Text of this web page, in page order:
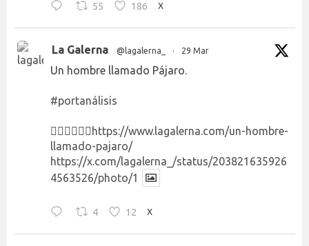
55 186 X
La Galerna @lagalerna_ · 29 Mar
Un hombre llamado Pájaro.
#portanálisis
👉🏻👉🏻👉🏻 https://www.lagalerna.com/un-hombre-
llamado-pajaro/
https://x.com/lagalerna_/status/203821635926
4563526/photo/1
4 12 X